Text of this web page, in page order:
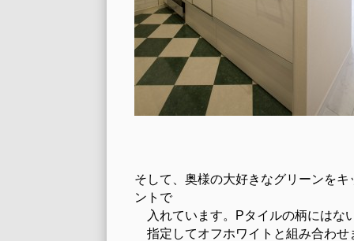
そして、奥様の大好きなグリーンを
ントで
入れています。Pタイルの柄にはな
指定してオフホワイトと組み合わせ